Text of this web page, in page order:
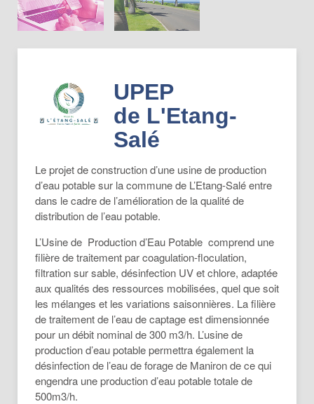
Projets
vie
UPEP
de L'Etang-
Salé
Le projet de construction d’une usine de production
d’eau potable sur la commune de L’Etang-Salé entre
dans le cadre de l’amélioration de la qualité de
distribution de l’eau potable.
L’Usine de Production d’Eau Potable comprend une
filière de traitement par coagulation-floculation,
filtration sur sable, désinfection UV et chlore, adaptée
aux qualités des ressources mobilisées, quel que soit
les mélanges et les variations saisonnières. La filière
de traitement de l’eau de captage est dimensionnée
pour un débit nominal de 300 m3/h. L’usine de
production d’eau potable permettra également la
désinfection de l’eau de forage de Maniron de ce qui
engendra une production d’eau potable totale de
500m3/h.